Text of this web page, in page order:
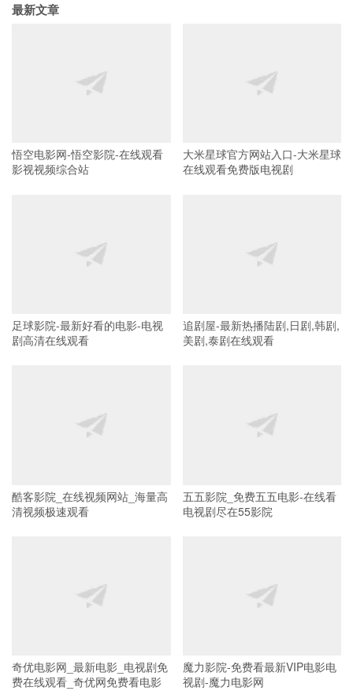
最新文章
悟空电影网-悟空影院-在线观看
影视视频综合站
大米星球官方网站入口-大米星球
在线观看免费版电视剧
足球影院-最新好看的电影-电视
剧高清在线观看
追剧屋-最新热播陆剧,日剧,韩剧,
美剧,泰剧在线观看
酷客影院_在线视频网站_海量高
清视频极速观看
五五影院_免费五五电影-在线看
电视剧尽在55影院
奇优电影网_最新电影_电视剧免
费在线观看_奇优网免费看电影
魔力影院-免费看最新VIP电影电
视剧-魔力电影网